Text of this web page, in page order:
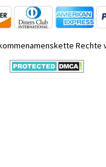
Rechte